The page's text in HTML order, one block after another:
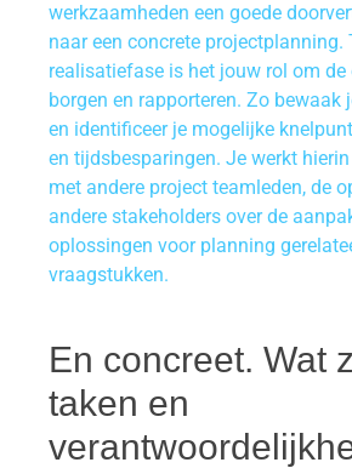
werkzaamheden een goede
naar een concrete projectplanning.
realisatiefase is het jouw rol om
borgen en rapporteren. Zo bewaak
en identificeer je mogelijke
en tijdsbesparingen. Je werkt
met andere project teamleden, de
andere stakeholders over de
oplossingen voor planning
vraagstukken.
En concreet. Wat
taken en